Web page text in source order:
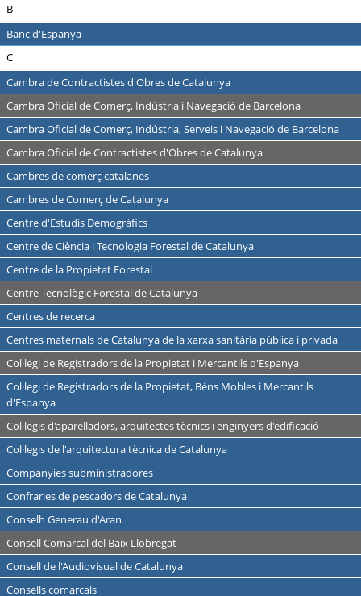
B
Banc d'Espanya
C
Cambra de Contractistes d'Obres de Catalunya
Cambra Oficial de Comerç, Indústria i Navegació de Barcelona
Cambra Oficial de Comerç, Indústria, Serveis i Navegació de Barcelona
Cambra Oficial de Contractistes d'Obres de Catalunya
Cambres de comerç catalanes
Cambres de Comerç de Catalunya
Centre d'Estudis Demogràfics
Centre de Ciència i Tecnologia Forestal de Catalunya
Centre de la Propietat Forestal
Centre Tecnològic Forestal de Catalunya
Centres de recerca
Centres maternals de Catalunya de la xarxa sanitària pública i privada
Col·legi de Registradors de la Propietat i Mercantils d'Espanya
Col·legi de Registradors de la Propietat, Béns Mobles i Mercantils
d'Espanya
Col·legis d'aparelladors, arquitectes tècnics i enginyers d'edificació
Col·legis de l'arquitectura tècnica de Catalunya
Companyies subministradores
Confraries de pescadors de Catalunya
Conselh Generau d'Aran
Consell Comarcal del Baix Llobregat
Consell de l'Audiovisual de Catalunya
Consells comarcals